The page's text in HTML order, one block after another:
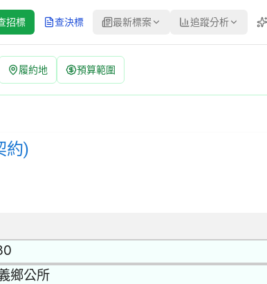
招標 查決標 最新標案 追蹤分析
履約地 預算範圍
1150422 | 公開取得報價單或企劃書 公告
環保服務 | 招標方式：公開取得報價單或企劃書 |
約)
鄉公所